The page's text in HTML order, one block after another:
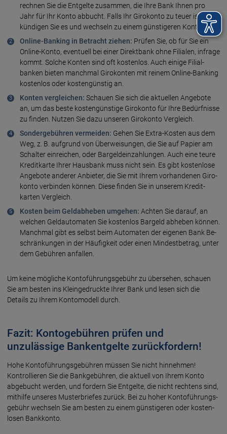
rechnen Sie die Entgelte zusammen, die Ihre Bank Ihnen pro
Jahr für Ihr Konto abbucht. Falls Ihr Giro­konto zu teuer ist,
kündigen Sie es und wechseln zu einem günsti­geren Konto.
Online-Banking in Betracht ziehen: Prüfen Sie, ob für Sie ein
Online-Konto, eventuell bei einer Direkt­bank ohne Filialen, infrage
kommt. Solche Konten sind oft kostenlos. Auch einige Filial­
banken bieten manchmal Giro­konten mit reinem Online-Banking
kosten­los oder kosten­günstig an.
Konten vergleichen: Schauen Sie sich die aktu­ellen Ange­bote
an, um das beste kosten­günstige Giro­konto für Ihre Bedürf­nisse
zu finden. Nutzen Sie dazu unseren Giro­konto Vergleich.
Sondergebühren vermeiden: Gehen Sie Extra-Kosten aus dem
Weg, z. B. auf­grund von Über­weisungen, die Sie auf Papier am
Schalter einreichen, oder Bar­geld­ein­zah­lungen. Auch eine teure
Kredit­karte Ihrer Haus­bank muss nicht sein. Es gibt kosten­lose
Ange­bote anderer Anbieter, die Sie mit Ihrem vor­han­denen Giro­
konto verbinden können. Diese finden Sie in unserem Kredit­
karten Vergleich.
Kosten beim Geldabheben umgehen: Achten Sie darauf, an
welchen Geld­auto­maten Sie kosten­los Bar­geld abheben können.
Manchmal gibt es selbst beim Auto­maten der eigenen Bank Be­
schrän­kungen in der Häufig­keit oder einen Mindest­betrag, unter
dem Gebühren anfallen.
Um keine mögliche Konto­führungs­gebühr zu übersehen, schauen
Sie am besten ins Klein­gedruckte Ihrer Bank und lesen sich die
Details zu Ihrem Konto­modell durch.
Fazit: Kontogebühren prüfen und
unzulässige Bankentgelte zurückfordern!
Hohe Kontoführungsgebühren müssen Sie nicht hinnehmen!
Kontrollieren Sie die Bank­gebühren, die aktuell von Ihrem Konto
abge­bucht werden, und fordern Sie Ent­gelte, die nicht rechtens sind,
mit­hilfe unseres Muster­briefes zurück. Bei zu hoher Konto­führungs­
gebühr wechseln Sie am besten zu einem günstigeren oder kosten­
losen Bank­konto.